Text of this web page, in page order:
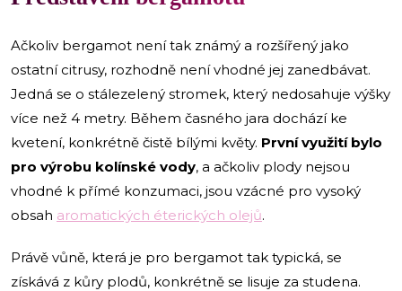
Ačkoliv bergamot není tak známý a rozšířený jako
ostatní citrusy, rozhodně není vhodné jej zanedbávat.
Jedná se o stálezelený stromek, který nedosahuje výšky
více než 4 metry. Během časného jara dochází ke
kvetení, konkrétně čistě bílými květy. První využití bylo
pro výrobu kolínské vody, a ačkoliv plody nejsou
vhodné k přímé konzumaci, jsou vzácné pro vysoký
obsah aromatických éterických olejů.
Právě vůně, která je pro bergamot tak typická, se
získává z kůry plodů, konkrétně se lisuje za studena.